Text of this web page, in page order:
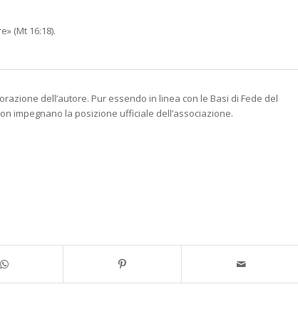
(Mt 16:18).
dell’autore. Pur essendo in linea con le Basi di Fede del
impegnano la posizione ufficiale dell’associazione.